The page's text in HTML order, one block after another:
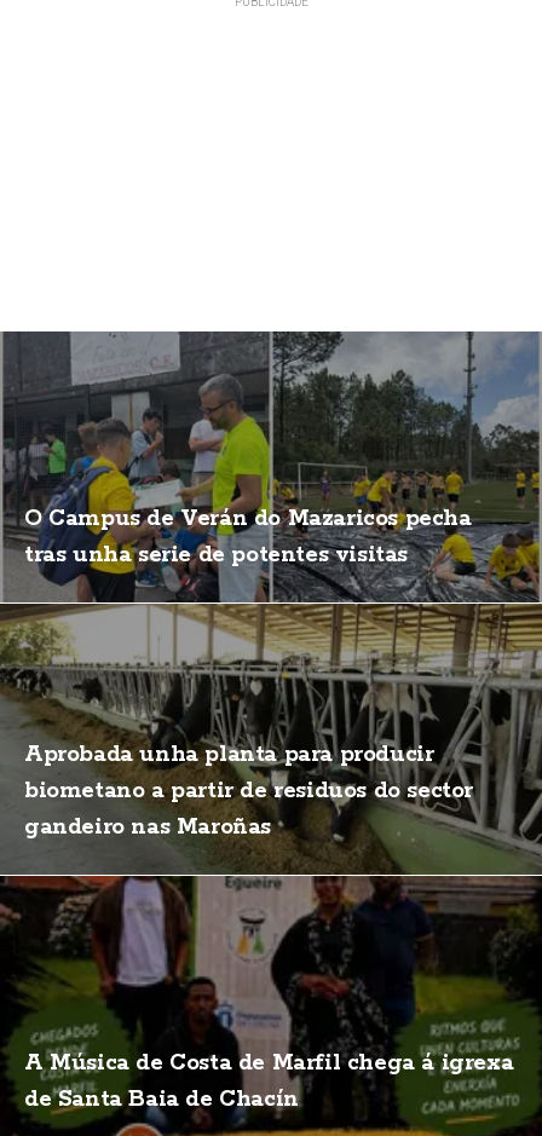
O Campus de Verán do Mazaricos pecha
tras unha serie de potentes visitas
Aprobada unha planta para producir
biometano a partir de residuos do sector
gandeiro nas Maroñas
A Música de Costa de Marfil chega á igrexa
de Santa Baia de Chacín